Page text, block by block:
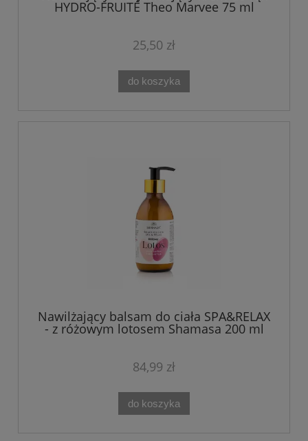
HYDRO-FRUITÉ Theo Marvee 75 ml
25,50 zł
do koszyka
Nawilżający balsam do ciała SPA&RELAX
- z różowym lotosem Shamasa 200 ml
84,99 zł
do koszyka